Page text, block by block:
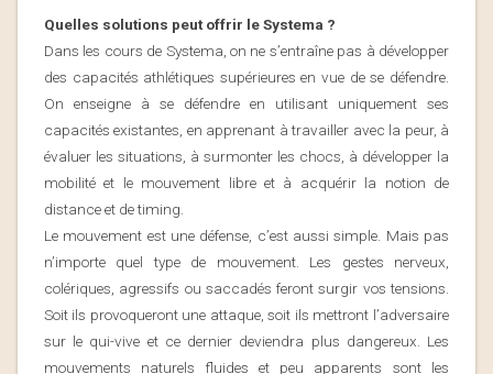
Quelles solutions peut offrir le Systema ?
Dans les cours de Systema, on ne s’entraîne pas à développer
des capacités athlétiques supérieures en vue de se défendre.
On enseigne à se défendre en utilisant uniquement ses
capacités existantes, en apprenant à travailler avec la peur, à
évaluer les situations, à surmonter les chocs, à développer la
mobilité et le mouvement libre et à acquérir la notion de
distance et de timing.
Le mouvement est une défense , c’est aussi simple. Mais pas
n’importe quel type de mouvement. Les gestes nerveux,
colériques, agressifs ou saccadés feront surgir vos tensions.
Soit ils provoqueront une attaque, soit ils mettront l’adversaire
sur le qui-vive et ce dernier deviendra plus dangereux. Les
mouvements naturels fluides et peu apparents sont les